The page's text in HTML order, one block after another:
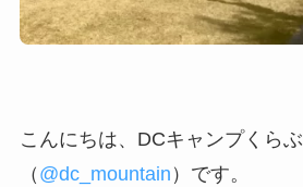
こんにちは、DCキャンプくらぶ
（ @dc_mountain ）です。